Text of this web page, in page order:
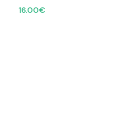
16.00€